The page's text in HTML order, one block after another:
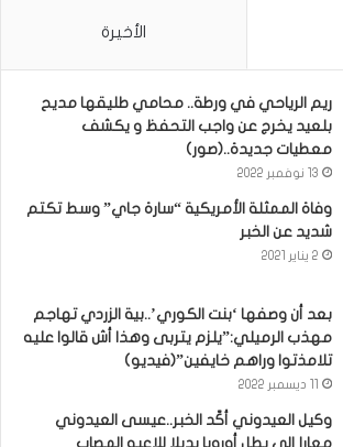
الأخيرة
ريم الرياحي في ورطة.. محامي طليقها مديح
بلعيد يخرج عن واجب التحفظ و يكشف
معطيات جديدة..(صور)
13 نوفمبر 2022
وفاة الممثلة الأمريكية “سارة جاي” وسط تكتم
شديد عن الخبر
2 يناير 2021
بعد أن وصفها ‘بنت الكوري’..بية الزردي تهاجم
مهذب الرميلي:”يلزم يتربى وهذا أش قالوا عليه
تلامذتوا وراهم خايفين”(فيديو)
وكيل العيدوني أكّد الخبر..عيسى العيدوني
معارا إلى بطل أوروبا بديلا للاعبه المصاب